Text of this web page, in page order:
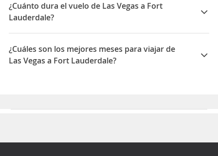
¿Cuánto dura el vuelo de Las Vegas a Fort
Lauderdale?
La duración media para viajar entre Las Vegas y Fort
Lauderdale es 04:51
¿Cuáles son los mejores meses para viajar de
Las Vegas a Fort Lauderdale?